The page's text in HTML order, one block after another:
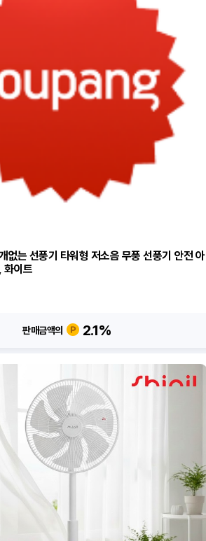
없는 선풍기 타워형 저소음 무풍 선풍기 안전 아
화이트
판매금액의 2.1%